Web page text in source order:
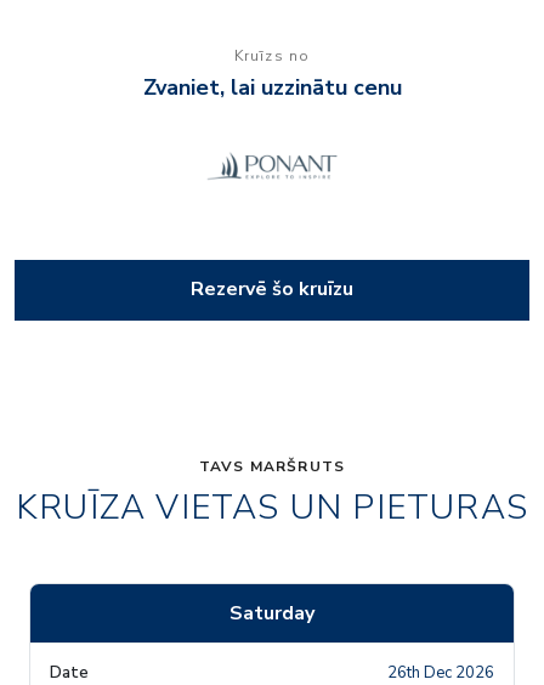
Kruīzs no
Zvaniet, lai uzzinātu cenu
Rezervē šo kruīzu
TAVS MARŠRUTS
KRUĪZA VIETAS UN PIETURAS
Saturday
26th Dec 2026